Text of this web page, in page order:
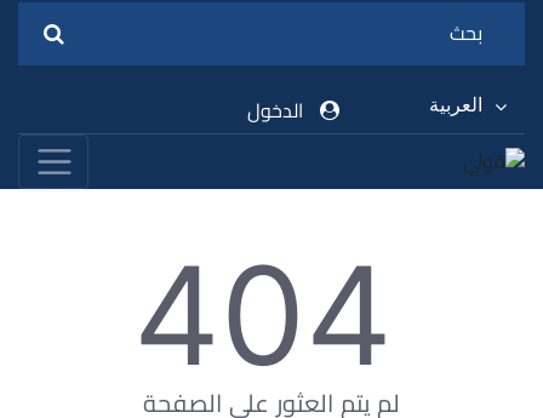
العربية الدخول
404
لم يتم العثور على الصفحة